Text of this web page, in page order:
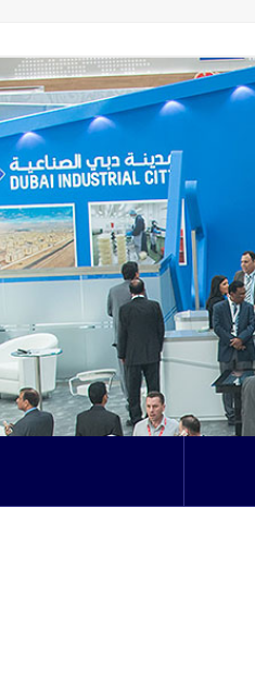
고객지원요금제고객사례Language